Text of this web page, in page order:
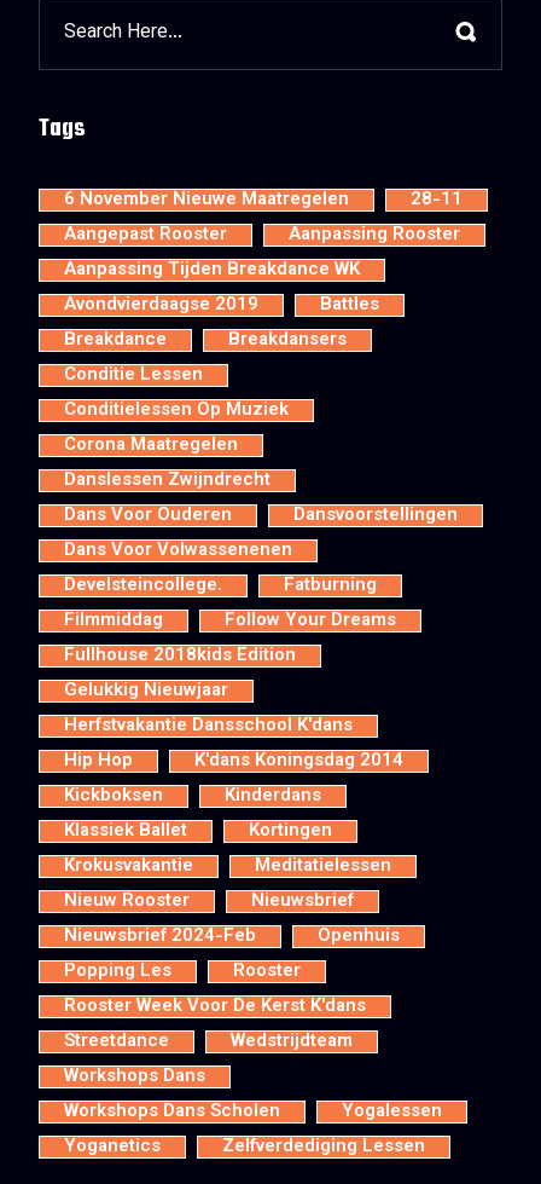
Tags
6 November Nieuwe Maatregelen
28-11
Aangepast Rooster
Aanpassing Rooster
Aanpassing Tijden Breakdance WK
Avondvierdaagse 2019
Battles
Breakdance
Breakdansers
Conditie Lessen
Conditielessen Op Muziek
Corona Maatregelen
Danslessen Zwijndrecht
Dans Voor Ouderen
Dansvoorstellingen
Dans Voor Volwassenenen
Develsteincollege.
Fatburning
Filmmiddag
Follow Your Dreams
Fullhouse 2018kids Edition
Gelukkig Nieuwjaar
Herfstvakantie Dansschool K'dans
Hip Hop
K'dans Koningsdag 2014
Kickboksen
Kinderdans
Klassiek Ballet
Kortingen
Krokusvakantie
Meditatielessen
Nieuw Rooster
Nieuwsbrief
Nieuwsbrief 2024-Feb
Openhuis
Popping Les
Rooster
Rooster Week Voor De Kerst K'dans
Streetdance
Wedstrijdteam
Workshops Dans
Workshops Dans Scholen
Yogalessen
Yoganetics
Zelfverdediging Lessen